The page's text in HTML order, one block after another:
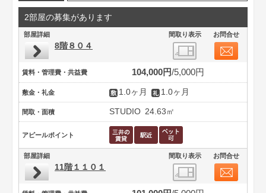
2部屋の募集があります
部屋詳細 間取り表示 お問合せ
8階８０４
賃料・管理費・共益費 104,000円 5,000円
敷金・礼金 1.0ヶ月 1.0ヶ月
間取・面積 STUDIO 24.63㎡
アピールポイント
部屋詳細 間取り表示 お問合せ
11階１１０１